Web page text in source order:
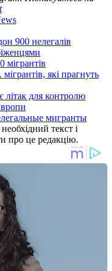
900 нелегалів
мігрантів
які прагнуть
літак для контролю
мигранты
текст і
про це редакцію.